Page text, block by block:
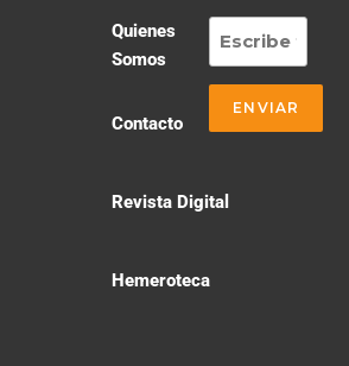
Quienes
Somos
Contacto
Revista Digital
Hemeroteca